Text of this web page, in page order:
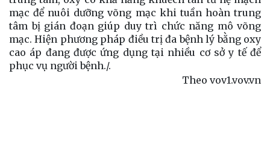
mạc để nuôi dưỡng võng mạc khi tuần hoàn trung
tâm bị gián đoạn giúp duy trì chức năng mô võng
mạc. Hiện phương pháp điều trị đa bệnh lý bằng oxy
cao áp đang được ứng dụng tại nhiều cơ sở y tế để
phục vụ người bệnh./.
Theo vov1.vov.vn